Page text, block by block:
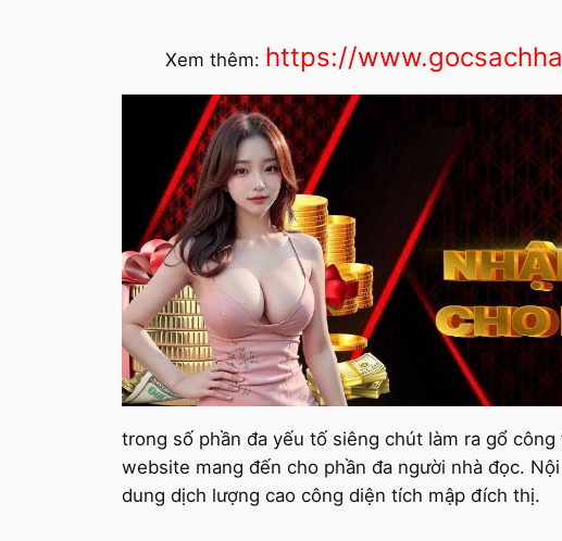
Xem thêm: https://
trong số phần đa yếu tố siêng chút làm ra gổ
website mang đến cho phần đa người nhà đọc.
dung dịch lượng cao công diện tích mập đích thị.